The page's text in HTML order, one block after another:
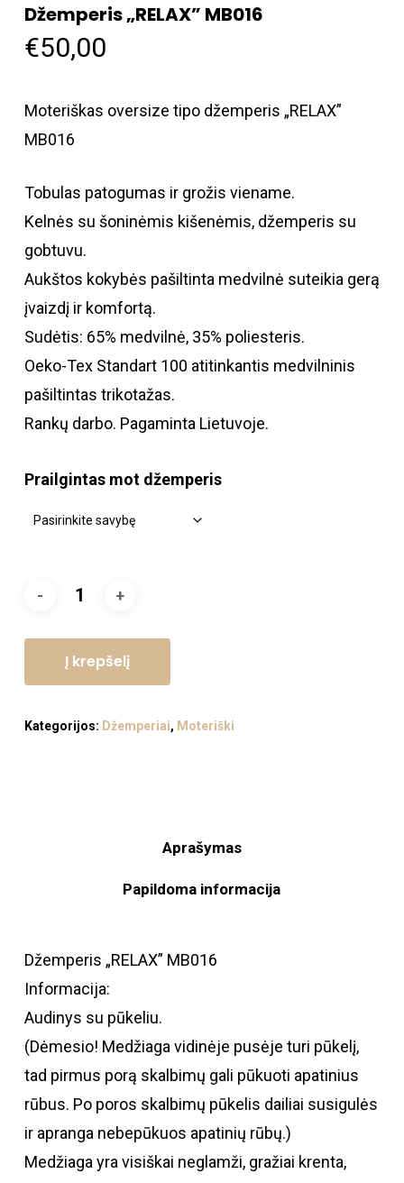
Džemperis „RELAX” MB016
€50,00
Moteriškas oversize tipo džemperis „RELAX”
MB016
Tobulas patogumas ir grožis viename.
Kelnės su šoninėmis kišenėmis, džemperis su
gobtuvu.
Aukštos kokybės pašiltinta medvilnė suteikia gerą
įvaizdį ir komfortą.
Sudėtis: 65% medvilnė, 35% poliesteris.
Oeko-Tex Standart 100 atitinkantis medvilninis
pašiltintas trikotažas.
Rankų darbo. Pagaminta Lietuvoje.
Prailgintas mot džemperis
Į krepšelį
Kategorijos: Džemperiai, Moteriški
Aprašymas
Papildoma informacija
Džemperis „RELAX” MB016
Informacija:
Audinys su pūkeliu.
(Dėmesio! Medžiaga vidinėje pusėje turi pūkelį,
tad pirmus porą skalbimų gali pūkuoti apatinius
rūbus. Po poros skalbimų pūkelis dailiai susigulės
ir apranga nebepūkuos apatinių rūbų.)
Medžiaga yra visiškai neglamži, gražiai krenta,